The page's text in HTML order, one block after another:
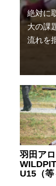
絶対に
大の課
流れを
羽田ア
U15（等